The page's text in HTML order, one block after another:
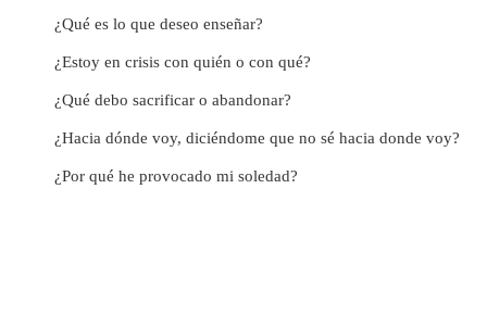
¿Qué es lo que deseo enseñar?
¿Estoy en crisis con quién o con qué?
¿Qué debo sacrificar o abandonar?
¿Hacia dónde voy, diciéndome que no sé hacia donde voy?
¿Por qué he provocado mi soledad?